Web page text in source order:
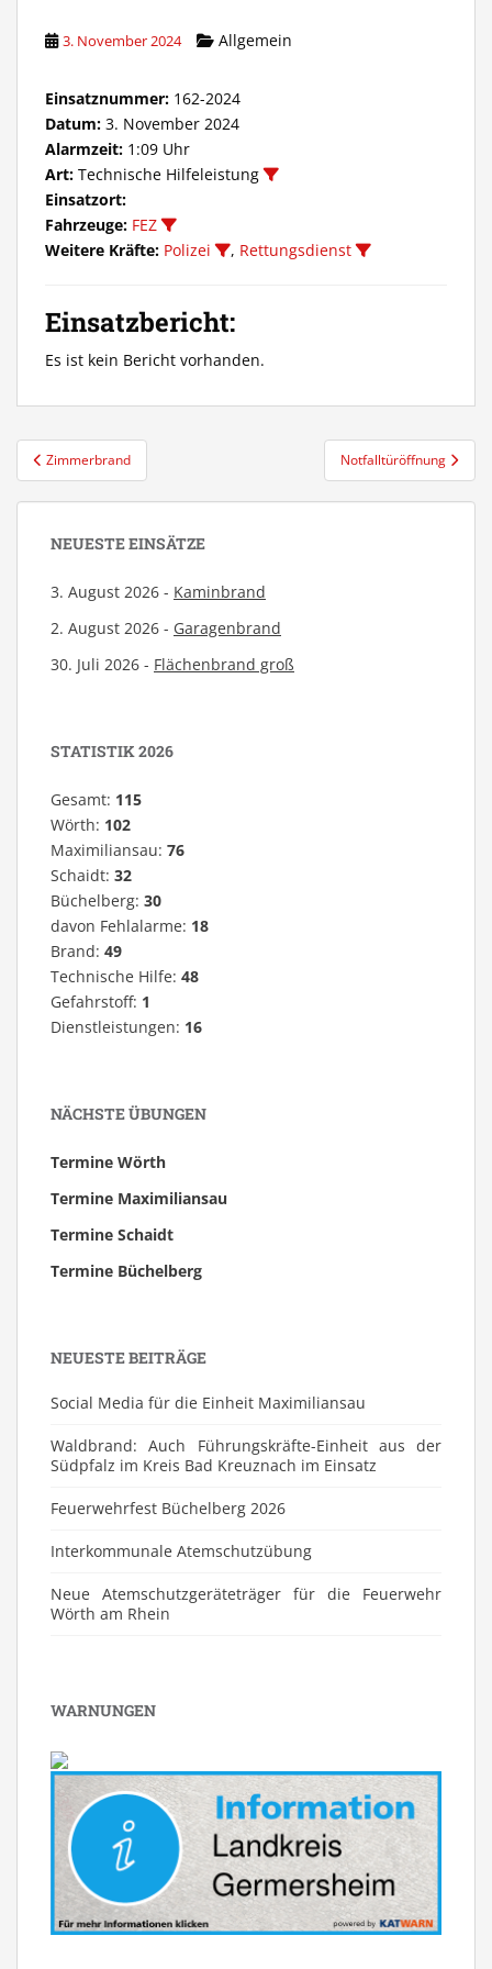
3. November 2024 Allgemein
Einsatznummer: 162-2024
Datum: 3. November 2024
Alarmzeit: 1:09 Uhr
Art: Technische Hilfeleistung
Einsatzort:
Fahrzeuge: FEZ
Weitere Kräfte: Polizei , Rettungsdienst
Einsatzbericht:
Es ist kein Bericht vorhanden.
Beitragsnavigation
Zimmerbrand Notfalltüröffnung
NEUESTE EINSÄTZE
3. August 2026 - Kaminbrand
2. August 2026 - Garagenbrand
30. Juli 2026 - Flächenbrand groß
STATISTIK 2026
Gesamt: 115
Wörth: 102
Maximiliansau: 76
Schaidt: 32
Büchelberg: 30
davon Fehlalarme: 18
Brand: 49
Technische Hilfe: 48
Gefahrstoff: 1
Dienstleistungen: 16
NÄCHSTE ÜBUNGEN
Termine Wörth
Termine Maximiliansau
Termine Schaidt
Termine Büchelberg
NEUESTE BEITRÄGE
Social Media für die Einheit Maximiliansau
Waldbrand: Auch Führungskräfte-Einheit aus der
Südpfalz im Kreis Bad Kreuznach im Einsatz
Feuerwehrfest Büchelberg 2026
⁠Interkommunale Atemschutzübung
Neue Atemschutzgeräteträger für die Feuerwehr
Wörth am Rhein
WARNUNGEN